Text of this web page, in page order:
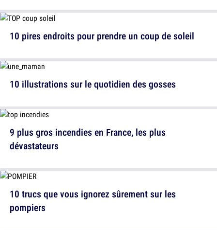
10 illustrations sur le quotidien des gosses
10 trucs que vous ignorez sûrement sur les
pompiers
10 pires endroits pour prendre un coup de soleil
9 plus gros incendies en France, les plus
dévastateurs